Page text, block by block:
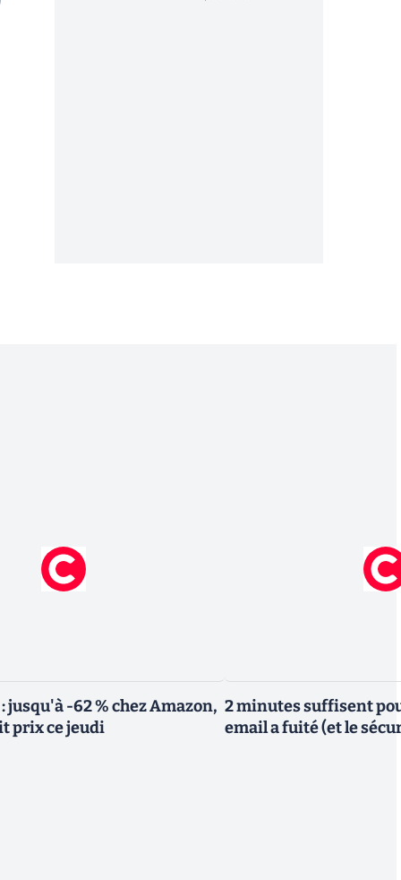
jusqu'à -62 % chez Amazon,
prix ce jeudi
2 minutes suffisent
email a fuité (et le